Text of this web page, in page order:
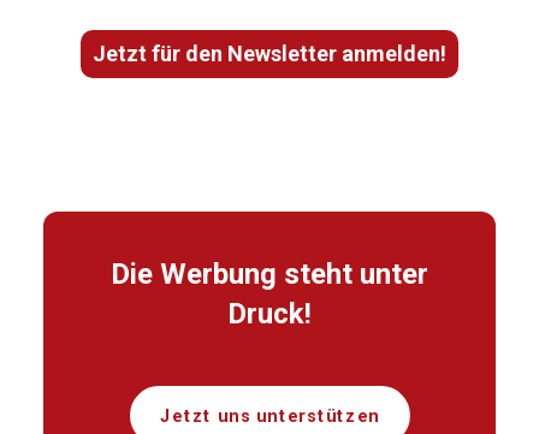
Jetzt für den Newsletter anmelden!
Die Werbung steht unter
Druck!
Jetzt uns unterstützen